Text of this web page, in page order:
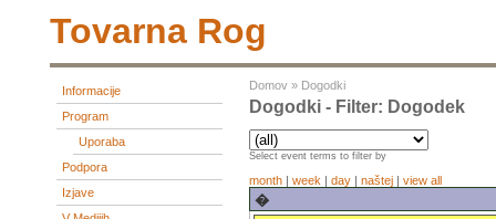
Tovarna Rog
Informacije
Program
Uporaba
Podpora
Izjave
Domov » Dogodki
Dogodki - Filter: Dogodek
Select event terms to filter by
month | week | day | naštej | view all
�